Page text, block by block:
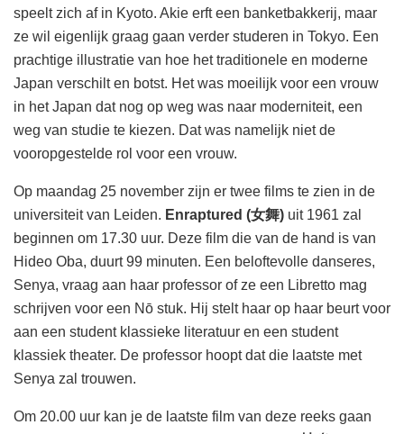
speelt zich af in Kyoto. Akie erft een banketbakkerij, maar
ze wil eigenlijk graag gaan verder studeren in Tokyo. Een
prachtige illustratie van hoe het traditionele en moderne
Japan verschilt en botst. Het was moeilijk voor een vrouw
in het Japan dat nog op weg was naar moderniteit, een
weg van studie te kiezen. Dat was namelijk niet de
vooropgestelde rol voor een vrouw.
Op maandag 25 november zijn er twee films te zien in de
universiteit van Leiden. Enraptured (女舞) uit 1961 zal
beginnen om 17.30 uur. Deze film die van de hand is van
Hideo Oba, duurt 99 minuten. Een beloftevolle danseres,
Senya, vraag aan haar professor of ze een Libretto mag
schrijven voor een Nō stuk. Hij stelt haar op haar beurt voor
aan een student klassieke literatuur en een student
klassiek theater. De professor hoopt dat die laatste met
Senya zal trouwen.
Om 20.00 uur kan je de laatste film van deze reeks gaan